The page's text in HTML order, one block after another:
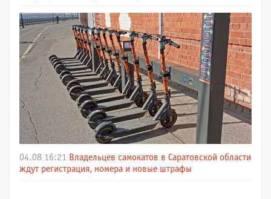
04.08 16:21
Владельцев самокатов в Саратовской области
ждут регистрация, номера и новые штрафы